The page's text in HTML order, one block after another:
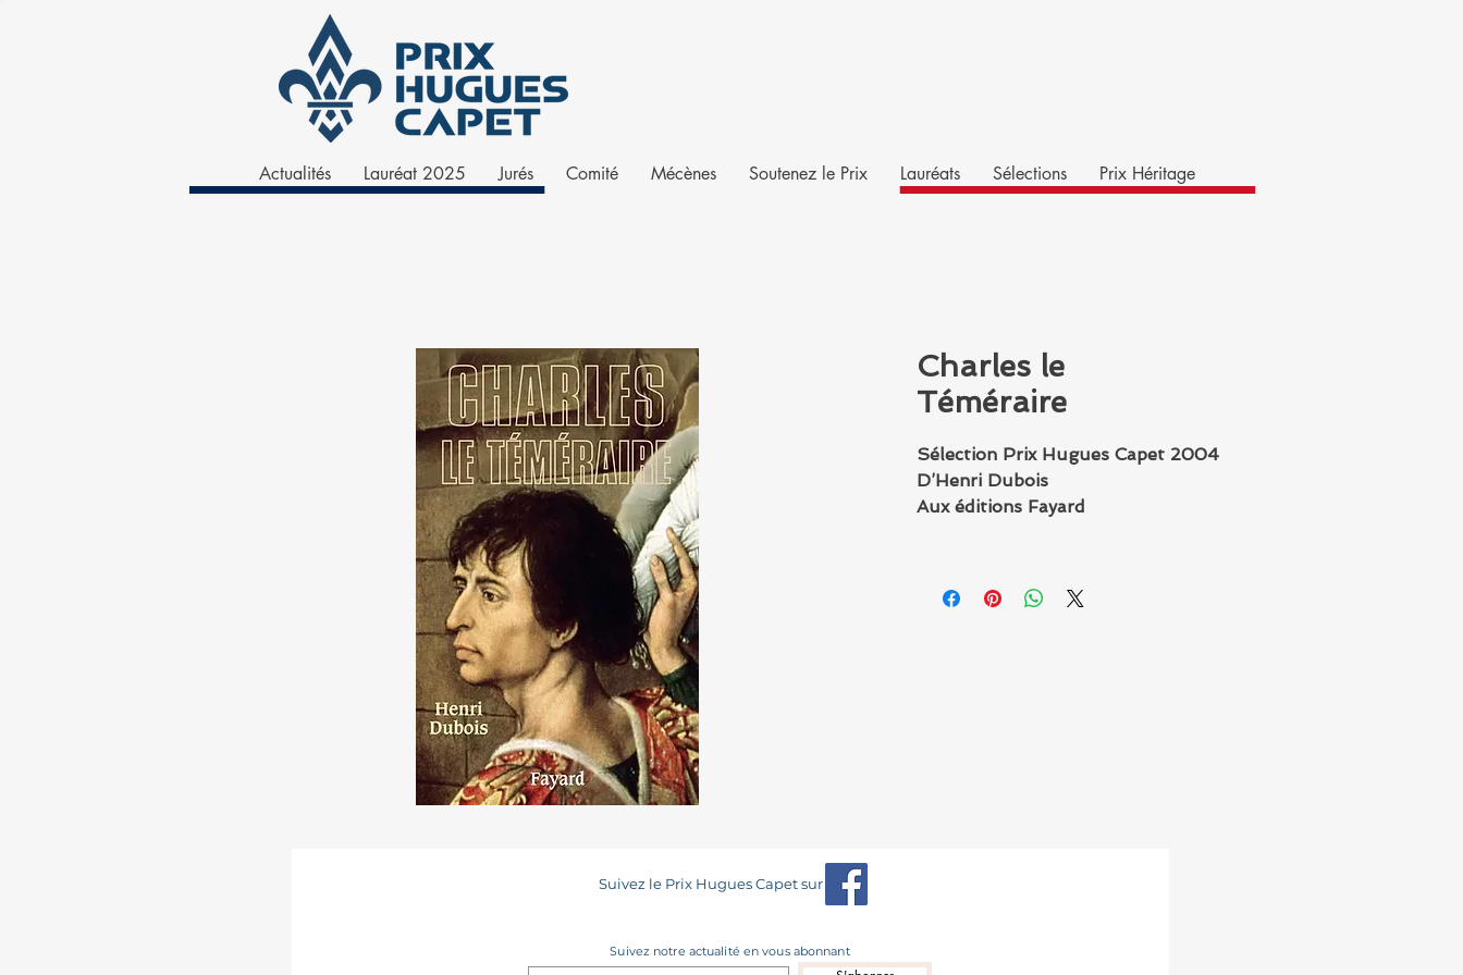
Actualités Lauréat 2025 Jurés Comité Mécènes Soutenez le Prix Lauréats Sélections Prix Héritage
Charles le
Téméraire
Sélection Prix Hugues Capet 2004
D’Henri Dubois
Aux éditions Fayard
Suivez le Prix Hugues Capet sur
Suivez notre actualité en vous abonnant